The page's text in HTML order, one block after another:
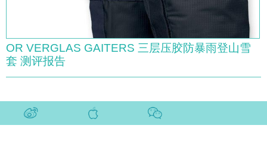
OR VERGLAS GAITERS 三层压胶防暴雨登山雪
套 测评报告